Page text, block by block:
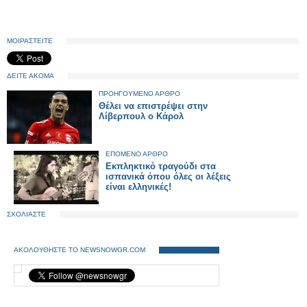
ΜΟΙΡΑΣΤΕΙΤΕ
ΔΕΙΤΕ ΑΚΟΜΑ
ΠΡΟΗΓΟΥΜΕΝΟ ΑΡΘΡΟ
Θέλει να επιστρέψει στην
Λίβερπουλ ο Κάρολ
ΕΠΟΜΕΝΟ ΑΡΘΡΟ
Εκπληκτικό τραγούδι στα
ισπανικά όπου όλες οι λέξεις
είναι ελληνικές!
ΣΧΟΛΙΑΣΤΕ
ΑΚΟΛΟΥΘΗΣΤΕ ΤΟ NEWSNOWGR.COM